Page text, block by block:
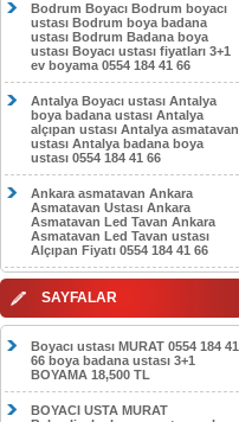
Bodrum Boyacı Bodrum boyacı
ustası Bodrum boya badana
ustası Bodrum Badana boya
ustası Boyacı ustası fiyatları 3+1
ev boyama 0554 184 41 66
Antalya Boyacı ustası Antalya
boya badana ustası Antalya
alçıpan ustası Antalya asmatavan
ustası Antalya badana boya
ustası 0554 184 41 66
Ankara asmatavan Ankara
Asmatavan Ustası Ankara
Asmatavan Led Tavan Ankara
Asmatavan Led Tavan ustası
Alçıpan Fiyatı 0554 184 41 66
SAYFALAR
Boyacı ustası MURAT 0554 184 41
66 boya badana ustası 3+1
BOYAMA 18,500 TL
BOYACI USTA MURAT